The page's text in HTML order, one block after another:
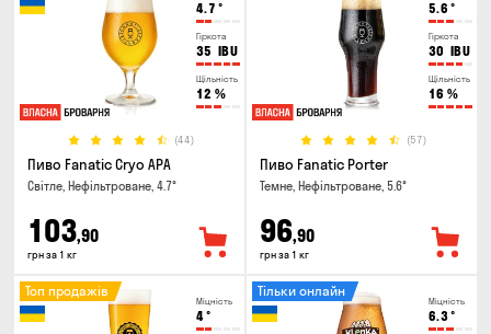
4.7 °
Гіркота
35 IBU
Щільність
12 %
(44)
Пиво Fanatic Cryo APA
Світле, Нефільтроване, 4.7°
103,90
грн за 1 кг
5.6 °
Гіркота
30 IBU
Щільність
16 %
(57)
Пиво Fanatic Porter
Темне, Нефільтроване, 5.6°
96,90
грн за 1 кг
Міцність
4°
Топ продажів
Міцність
6.3°
Тільки онлайн